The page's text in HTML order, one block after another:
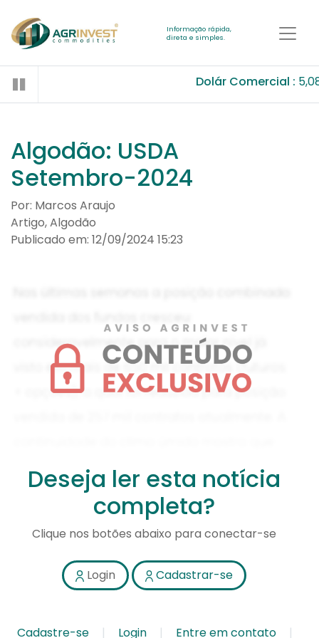
Informação rápida,
direta e simples.
Dolár Comercial :
Algodão: USDA
Setembro-2024
Por: Marcos Araujo
Artigo, Algodão
Publicado em: 12/09/2024 15:23
Deseja ler esta notícia
completa?
Clique nos botões abaixo para conectar-se
Login Cadastrar-se
Cadastre-se Login Entre em contato